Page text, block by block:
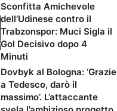
Sconfitta Amichevole
dell’Udinese contro il
Trabzonspor: Muci Sigla il
Gol Decisivo dopo 4
Minuti
Dovbyk al Bologna: ‘Grazie
a Tedesco, darò il
massimo’. L’attaccante